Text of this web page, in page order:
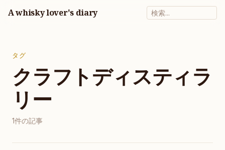
A whisky lover's diary
タグ
クラフトディスティラ
リー
1件の記事